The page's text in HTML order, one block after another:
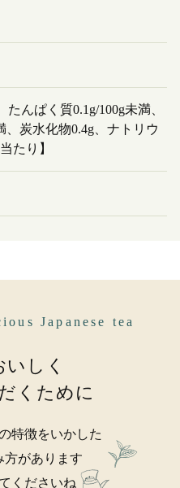
たんぱく質0.1g/100g未満、
、炭水化物0.4g、ナトリウ
たり】
Japanese tea
しく
くために
特徴をいかした
方があります
くださいね